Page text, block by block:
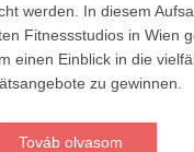
werden. In diesem
Fitnessstudios in Wien
einen Einblick in die
zu gewinnen.
Továb olvasom